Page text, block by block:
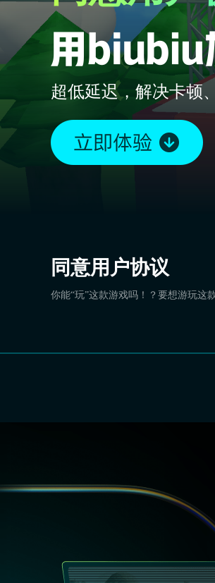
超低延迟，解决卡顿
同意用户协议
你能“玩”这款游戏吗！？要想游玩这